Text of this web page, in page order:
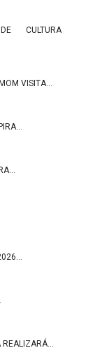
CULTURA
VISITA…
REALIZARÁ…